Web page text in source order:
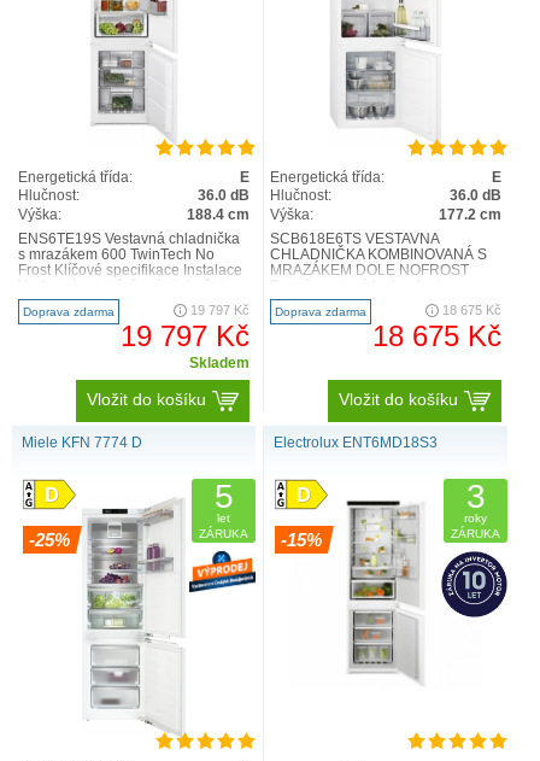
Energetická třída:
E
Hlučnost:
36.0 dB
Výška:
188.4 cm
ENS6TE19S Vestavná chladnička
s mrazákem 600 TwinTech No
Frost Klíčové specifikace Instalace
Rozměry (mm) 1884..
Doprava zdarma 19 797 Kč
19 797 Kč
Skladem
Vložit do košíku
Energetická třída:
E
Hlučnost:
36.0 dB
Výška:
177.2 cm
SCB618E6TS VESTAVNÁ
CHLADNIČKA KOMBINOVANÁ S
MRAZÁKEM DOLE NOFROST
TwinTech® chrání kvalitu potravin.
Pokročilý duální sy..
Doprava zdarma 18 675 Kč
18 675 Kč
Vložit do košíku
Miele KFN 7774 D
-25%
5
let
ZÁRUKA
Electrolux ENT6MD18S3
-15%
3
roky
ZÁRUKA